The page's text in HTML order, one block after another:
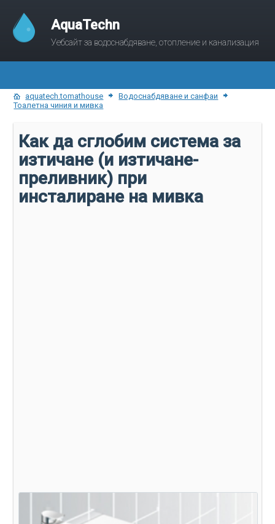
AquaTechn
Уебсайт за водоснабдяване, отопление и канализация
aquatech.tomathouse
Водоснабдяване и санфаи
Тоалетна чиния и мивка
Как да сглобим система за
изтичане (и изтичане-
преливник) при
инсталиране на мивка